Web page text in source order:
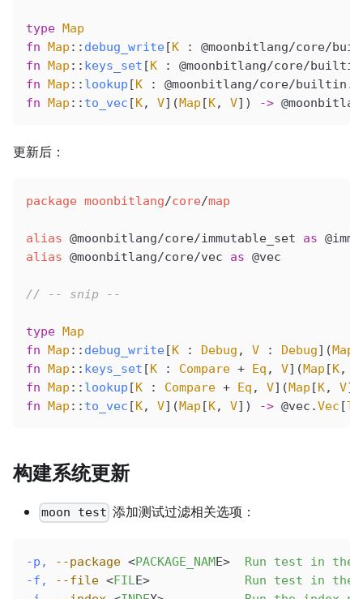
type Map
fn Map :: debug_write[K : @moonbitlang/core/
fn Map :: keys_set [K : @moonbitlang/core/builtin
fn Map :: lookup [K : @moonbitlang/core/builtin .
fn Map :: to_vec [K, V](Map [K, V]) ->
更新后：
package moonbitlang/core/map
alias @moonbitlang/core/immutable_set as
alias @moonbitlang/core/vec as @vec
// -- snip --
type Map
fn Map :: debug_write[K : Debug , V : Debug](Map
fn Map :: keys_set [K : Compare + Eq , V](Map [K,
fn Map :: lookup [K : Compare + Eq , V](Map [K, V
fn Map :: to_vec [K, V](Map [K, V]) -> @vec .Vec [
构建系统更新
moon test 添加测试过滤相关选项：
-p, --package <PACKAGE_NAM E> Run test in the
-f,
--file <FILE> Run test in the